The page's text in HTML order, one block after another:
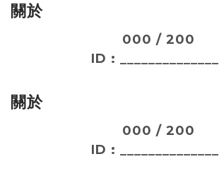
關於
000 / 200
ID : _______________
關於
000 / 200
ID : _______________